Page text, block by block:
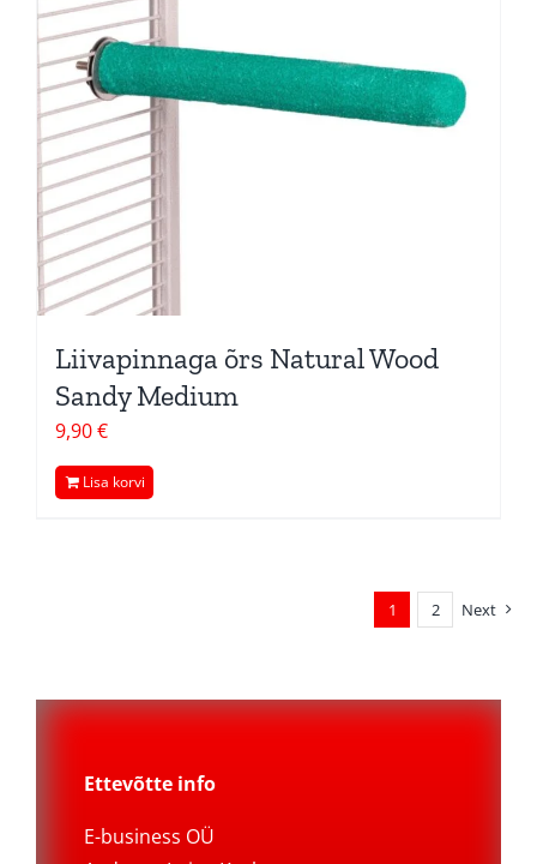
Liivapinnaga õrs Natural Wood
Sandy Medium
9,90€
Lisa korvi
1 2 Next
Ettevõtte info
E-business OÜ